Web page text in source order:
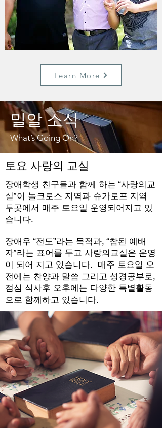
Learn More
​밀알 소식
What’s Going On?
토요 사랑의 교실
장애학생 친구들과 함께 하는 “사랑의교
실”이 놀크로스 지역과 슈가로프 지역
두곳에서 매주 토요일 운영되어지고 있
습니다.
장애우 “전도”라는 목적과, “참된 예배
자”라는 표어를 두고 사랑의교실은 운영
이 되어 지고 있습니다. 매주 토요일 오
전에는 찬양과 말씀 그리고 성경공부로,
점심 식사후 오후에는 다양한 특별활동
으로 함께하고 있습니다.